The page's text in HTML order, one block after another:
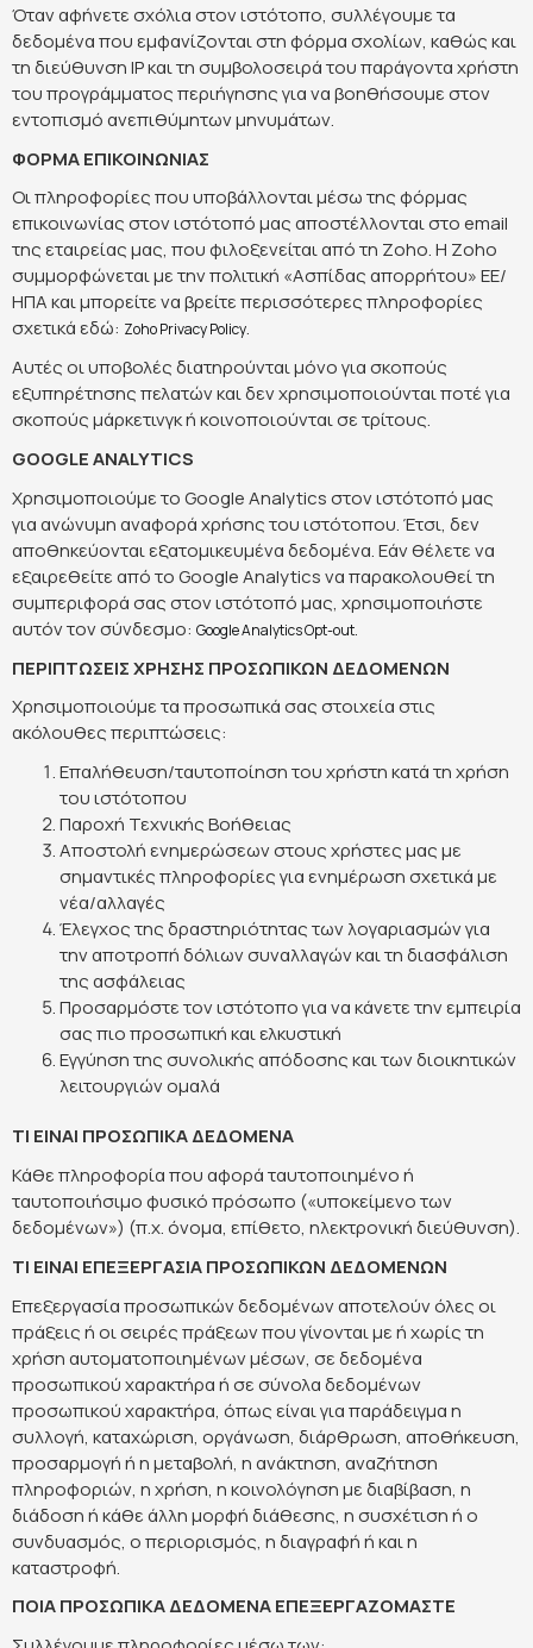
Όταν αφήνετε σχόλια στον ιστότοπο, συλλέγουμε τα
δεδομένα που εμφανίζονται στη φόρμα σχολίων, καθώς και
τη διεύθυνση IP και τη συμβολοσειρά του παράγοντα χρήστη
του προγράμματος περιήγησης για να βοηθήσουμε στον
εντοπισμό ανεπιθύμητων μηνυμάτων.
ΦΟΡΜΑ ΕΠΙΚΟΙΝΩΝΙΑΣ
Οι πληροφορίες που υποβάλλονται μέσω της φόρμας
επικοινωνίας στον ιστότοπό μας αποστέλλονται στο email
της εταιρείας μας, που φιλοξενείται από τη Zoho. Η Zoho
συμμορφώνεται με την πολιτική «Ασπίδας απορρήτου» ΕΕ/
ΗΠΑ και μπορείτε να βρείτε περισσότερες πληροφορίες
σχετικά εδώ: Zoho Privacy Policy.
Αυτές οι υποβολές διατηρούνται μόνο για σκοπούς
εξυπηρέτησης πελατών και δεν χρησιμοποιούνται ποτέ για
σκοπούς μάρκετινγκ ή κοινοποιούνται σε τρίτους.
GOOGLE ANALYTICS
Χρησιμοποιούμε το Google Analytics στον ιστότοπό μας
για ανώνυμη αναφορά χρήσης του ιστότοπου. Έτσι, δεν
αποθηκεύονται εξατομικευμένα δεδομένα. Εάν θέλετε να
εξαιρεθείτε από το Google Analytics να παρακολουθεί τη
συμπεριφορά σας στον ιστότοπό μας, χρησιμοποιήστε
αυτόν τον σύνδεσμο: Google Analytics Opt-out.
ΠΕΡΙΠΤΩΣΕΙΣ ΧΡΗΣΗΣ ΠΡΟΣΩΠΙΚΩΝ ΔΕΔΟΜΕΝΩΝ
Χρησιμοποιούμε τα προσωπικά σας στοιχεία στις
ακόλουθες περιπτώσεις:
Επαλήθευση/ταυτοποίηση του χρήστη κατά τη χρήση
του ιστότοπου
Παροχή Τεχνικής Βοήθειας
Αποστολή ενημερώσεων στους χρήστες μας με
σημαντικές πληροφορίες για ενημέρωση σχετικά με
νέα/αλλαγές
Έλεγχος της δραστηριότητας των λογαριασμών για
την αποτροπή δόλιων συναλλαγών και τη διασφάλιση
της ασφάλειας
Προσαρμόστε τον ιστότοπο για να κάνετε την εμπειρία
σας πιο προσωπική και ελκυστική
Εγγύηση της συνολικής απόδοσης και των διοικητικών
λειτουργιών ομαλά
ΤΙ ΕΙΝΑΙ ΠΡΟΣΩΠΙΚΑ ΔΕΔΟΜΕΝΑ
Κάθε πληροφορία που αφορά ταυτοποιημένο ή
ταυτοποιήσιμο φυσικό πρόσωπο («υποκείμενο των
δεδομένων») (π.χ. όνομα, επίθετο, ηλεκτρονική διεύθυνση).
ΤΙ ΕΙΝΑΙ ΕΠΕΞΕΡΓΑΣΙΑ ΠΡΟΣΩΠΙΚΩΝ ΔΕΔΟΜΕΝΩΝ
Επεξεργασία προσωπικών δεδομένων αποτελούν όλες οι
πράξεις ή οι σειρές πράξεων που γίνονται με ή χωρίς τη
χρήση αυτοματοποιημένων μέσων, σε δεδομένα
προσωπικού χαρακτήρα ή σε σύνολα δεδομένων
προσωπικού χαρακτήρα, όπως είναι για παράδειγμα η
συλλογή, καταχώριση, οργάνωση, διάρθρωση, αποθήκευση,
προσαρμογή ή η μεταβολή, η ανάκτηση, αναζήτηση
πληροφοριών, η χρήση, η κοινολόγηση με διαβίβαση, η
διάδοση ή κάθε άλλη μορφή διάθεσης, η συσχέτιση ή ο
συνδυασμός, ο περιορισμός, η διαγραφή ή και η
καταστροφή.
ΠΟΙΑ ΠΡΟΣΩΠΙΚΑ ΔΕΔΟΜΕΝΑ ΕΠΕΞΕΡΓΑΖΟΜΑΣΤΕ